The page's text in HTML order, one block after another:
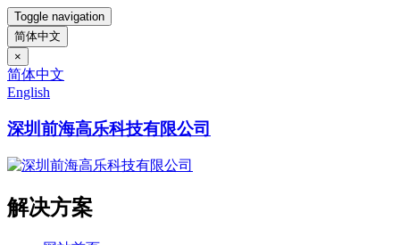
Toggle navigation
简体中文
×
简体中文
English
深圳前海高乐科技有限公司
解决方案